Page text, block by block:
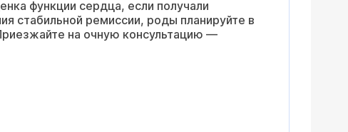
функции сердца, если получали
стабильной ремиссии, роды планируйте в
на очную консультацию —